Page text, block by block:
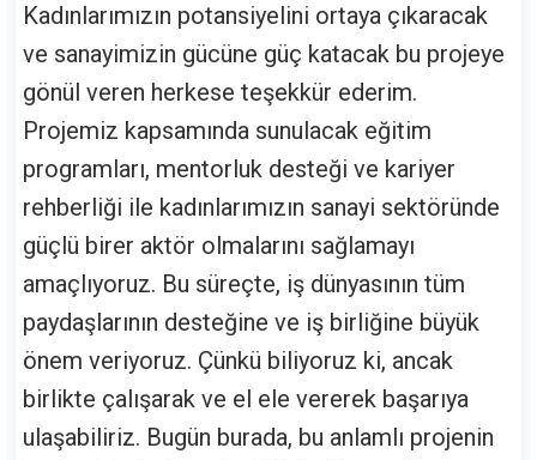
Kadınlarımızın potansiyelini ortaya çıkaracak
ve sanayimizin gücüne güç katacak bu projeye
gönül veren herkese teşekkür ederim.
Projemiz kapsamında sunulacak eğitim
programları, mentorluk desteği ve kariyer
rehberliği ile kadınlarımızın sanayi sektöründe
güçlü birer aktör olmalarını sağlamayı
amaçlıyoruz. Bu süreçte, iş dünyasının tüm
paydaşlarının desteğine ve iş birliğine büyük
önem veriyoruz. Çünkü biliyoruz ki, ancak
birlikte çalışarak ve el ele vererek başarıya
ulaşabiliriz. Bugün burada, bu anlamlı projenin